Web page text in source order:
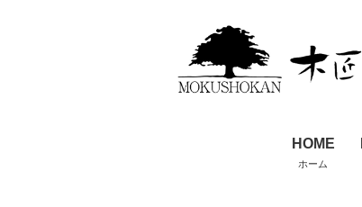
HOME
ホーム